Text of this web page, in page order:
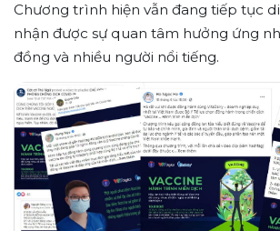
Chương trình hiện vẫn đang tiếp tục
nhận được sự quan tâm hưởng ứng
đồng và nhiều người nổi tiếng.